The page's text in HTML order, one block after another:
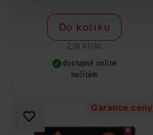
Do košíku
2,50 Kč/ ks
dostupné online
načítám
Garance ceny